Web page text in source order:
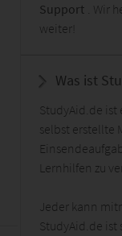
Support . Wir
weiter!
Was ist
StudyAid.de ist
selbst erstellte
Lernhilfen zu
Jeder kann
StudyAid.de ist